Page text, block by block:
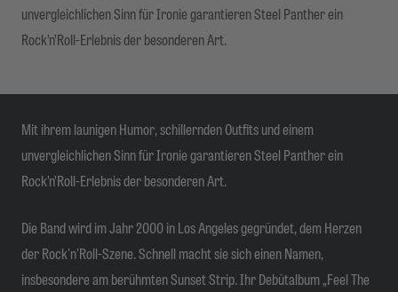
unvergleichlichen Sinn für Ironie garantieren Steel Panther ein
Rock’n’Roll-Erlebnis der besonderen Art.
Mit ihrem launigen Humor, schillernden Outfits und einem
unvergleichlichen Sinn für Ironie garantieren Steel Panther ein
Rock’n’Roll-Erlebnis der besonderen Art.
Die Band wird im Jahr 2000 in Los Angeles gegründet, dem Herzen
der Rock'n'Roll-Szene. Schnell macht sie sich einen Namen,
insbesondere am berühmten Sunset Strip. Ihr Debütalbum „Feel The